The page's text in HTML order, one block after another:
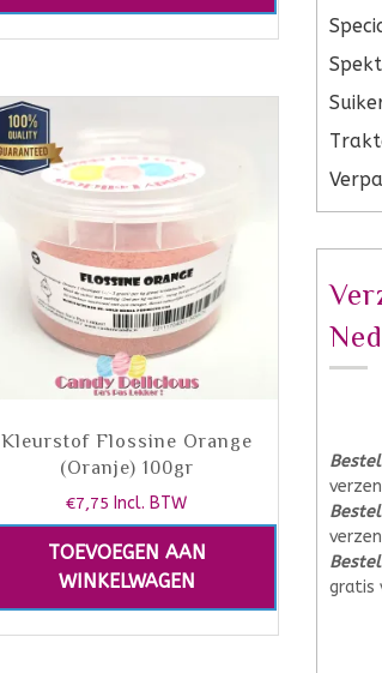
Kleurstof Flossine Orange
(Oranje) 100gr
€7,75 Incl. BTW
TOEVOEGEN AAN
WINKELWAGEN
gratis